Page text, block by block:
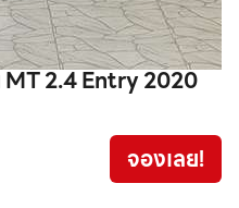
MT 2.4 Entry 2020
จองเลย!